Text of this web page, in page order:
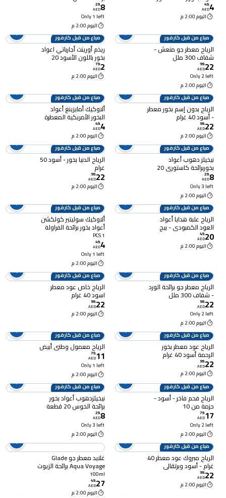
4
.
49
AED
اليوم 2:00 م
8
.
29
AED
Only 1 left
اليوم 2:00 م
مباع من قبل كارفور
الرياح معطر جو منعش -
شفاف 300 ملل
22
.
99
AED
Only 2 left
اليوم 2:00 م
مباع من قبل كارفور
ريذم أورينت أجارباتي اعواد
بخور باللون الأسود 20
2
.
79
AED
اليوم 2:00 م
مباع من قبل كارفور
الرياح بدون إسم بخور معطر
- أسود 40 غرام
22
.
99
AED
اليوم 2:00 م
مباع من قبل كارفور
ألاوكيك أمايزينغ أعواد
البخور الأمريكية المعطرة
4
.
49
AED
اليوم 2:00 م
مباع من قبل كارفور
نيخيلز دهوب أعواد
بخوربرائحة كاستوري 20
قطعة
8
.
29
AED
Only 3 left
اليوم 2:00 م
مباع من قبل كارفور
الرياح الدنيا بخور - أسود 50
غرام
22
.
99
AED
اليوم 2:00 م
مباع من قبل كارفور
الرياح علبة هدايا أعواد
العود الكمبودي - بيج
20
.
49
AED
اليوم 2:00 م
مباع من قبل كارفور
ألاوكيك سوليتير كولكشن
أعواد بخور برائحة الفراولة
1 PCS
4
.
49
AED
Only 1 left
اليوم 2:00 م
مباع من قبل كارفور
الرياح معطر جو برائحة الورد
- شفاف 300 ملل
22
.
99
AED
Only 2 left
اليوم 2:00 م
مباع من قبل كارفور
الرياح خاص عود معطر
اسود 40 غرام
22
.
99
AED
اليوم 2:00 م
مباع من قبل كارفور
الرياح عود معطر بخور
الرحمة أسود 40 غرام
22
.
99
AED
اليوم 2:00 م
مباع من قبل كارفور
الرياح معمول وطني أبيض
11
.
79
AED
Only 1 left
اليوم 2:00 م
مباع من قبل كارفور
الرياح فحم فاخر - أسود -
حزمة من 10
17
.
79
AED
Only 2 left
اليوم 2:00 م
مباع من قبل كارفور
نيخيلزدهوب أعواد بخور
برائحة الخوس 20 قطعة
8
.
29
AED
Only 3 left
اليوم 2:00 م
مباع من قبل كارفور
الرياح مبروك عود معطر 40
غرام - أسود وبرتقالي
22
.
99
AED
اليوم 2:00 م
غلايد معطر جو Glade
Aqua Voyage برائحة الزيوت
العطرية، وملح البحر، وأزهار
الجزر، والمسك، 100 مل
100ml
27
.
49
AED
اليوم 2:00 م